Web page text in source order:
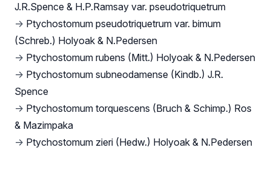
J.R.Spence & H.P.Ramsay var. pseudotriquetrum
→ Ptychostomum pseudotriquetrum var. bimum
(Schreb.) Holyoak & N.Pedersen
→ Ptychostomum rubens (Mitt.) Holyoak & N.Pedersen
→ Ptychostomum subneodamense (Kindb.) J.R.
Spence
→ Ptychostomum torquescens (Bruch & Schimp.) Ros
& Mazimpaka
→ Ptychostomum zieri (Hedw.) Holyoak & N.Pedersen